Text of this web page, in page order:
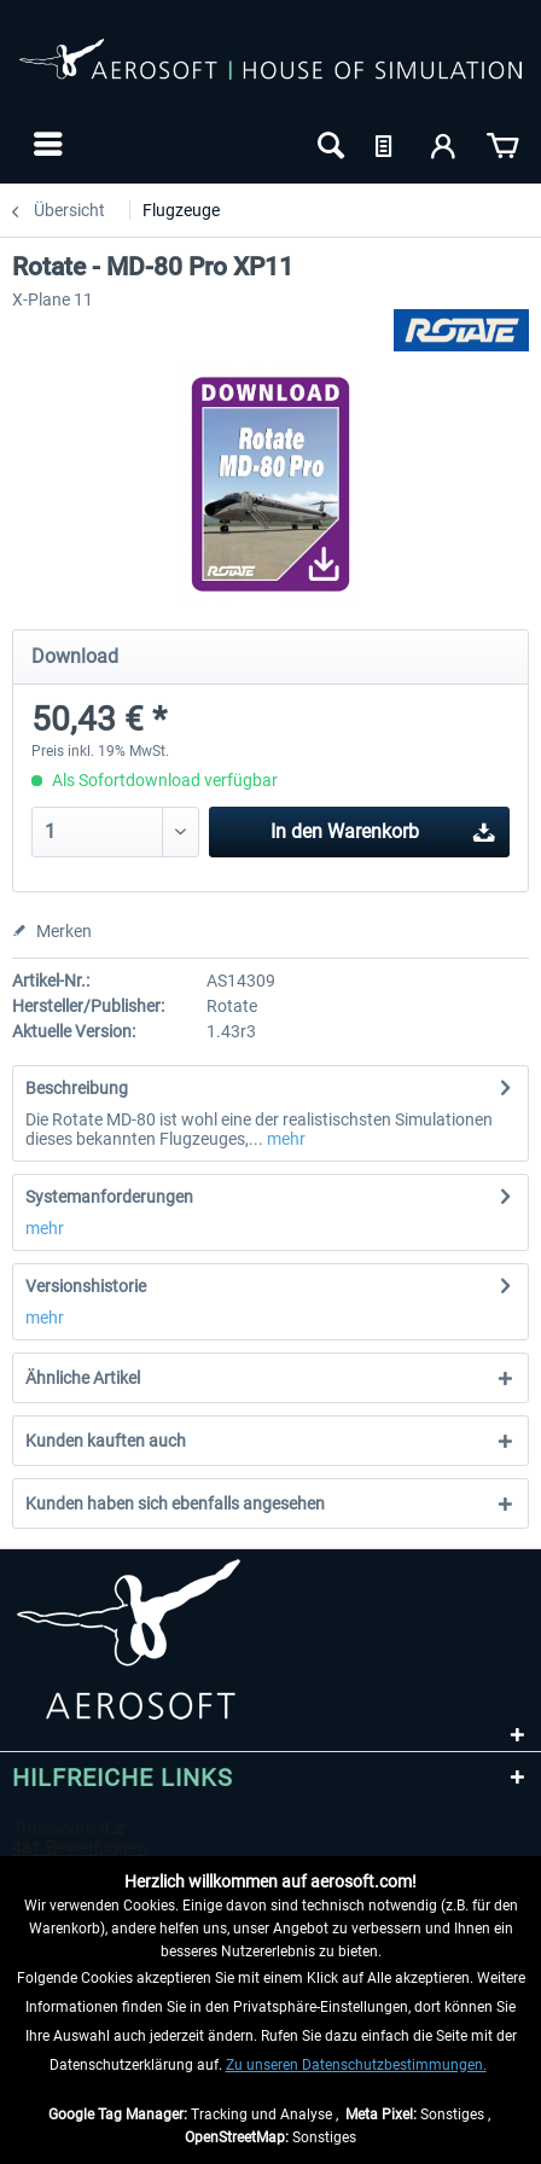
Übersicht Flugzeuge
Diamond DA-62
37,95 € *
Cessna 208 Grand Caravan
Rotate - MD-80 Pro XP11
X-Plane 11
Download
50,43 € *
Preis inkl. 19% MwSt.
Als Sofortdownload verfügbar
In den Warenkorb
Merken
Artikel-Nr.:
AS14309
Hersteller/Publisher:
Rotate
Aktuelle Version:
1.43r3
Beschreibung
Die Rotate MD-80 ist wohl eine der realistischsten Simulationen
dieses bekannten Flugzeuges,... mehr
Systemanforderungen
mehr
Versionshistorie
mehr
Ähnliche Artikel
Kunden kauften auch
Kunden haben sich ebenfalls angesehen
HILFREICHE LINKS
VERTRAG WIDERRUFEN
INFORMATIONEN
Herzlich willkommen auf aerosoft.com!
Wir verwenden Cookies. Einige davon sind technisch notwendig (z.B. für den
Warenkorb), andere helfen uns, unser Angebot zu verbessern und Ihnen ein
besseres Nutzererlebnis zu bieten.
Folgende Cookies akzeptieren Sie mit einem Klick auf Alle akzeptieren. Weitere
Informationen finden Sie in den Privatsphäre-Einstellungen, dort können Sie
Ihre Auswahl auch jederzeit ändern. Rufen Sie dazu einfach die Seite mit der
Datenschutzerklärung auf. Zu unseren Datenschutzbestimmungen.
Google Tag Manager:Tracking und Analyse , Meta Pixel:Sonstiges ,
OpenStreetMap: Sonstiges